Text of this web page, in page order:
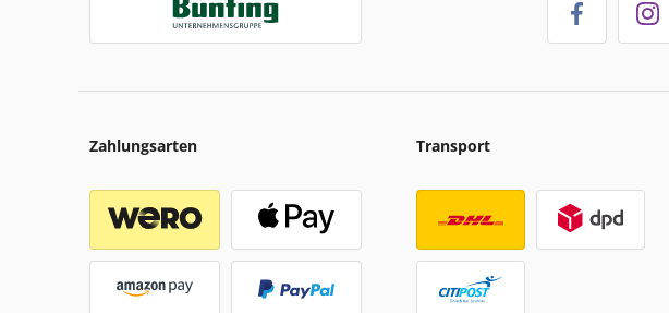
Zahlungsarten Transport